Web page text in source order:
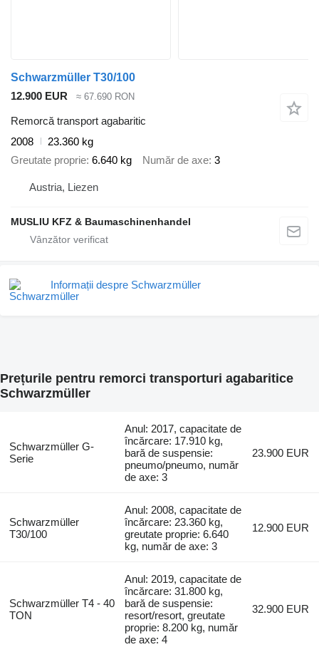
Schwarzmüller T30/100
12.900 EUR
≈ 67.690 RON
Remorcă transport agabaritic
2008
23.360 kg
Greutate proprie 6.640 kg Număr de axe 3
Austria, Liezen
MUSLIU KFZ & Baumaschinenhandel
Informații despre Schwarzmüller
Prețurile pentru remorci transporturi agabaritice
Schwarzmüller
Schwarzmüller G-
Serie
Anul: 2017, capacitate de
încărcare: 17.910 kg,
bară de suspensie:
pneumo/pneumo, număr
de axe: 3
23.900 EUR
Schwarzmüller
T30/100
Anul: 2008, capacitate de
încărcare: 23.360 kg,
greutate proprie: 6.640
kg, număr de axe: 3
12.900 EUR
Schwarzmüller T4 - 40
TON
Anul: 2019, capacitate de
încărcare: 31.800 kg,
bară de suspensie:
resort/resort, greutate
proprie: 8.200 kg, număr
de axe: 4
32.900 EUR